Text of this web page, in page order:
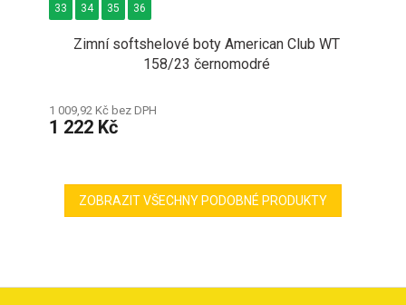
Zimní softshelové boty American Club WT
158/23 černomodré
1 009,92 Kč bez DPH
1 222 Kč
33 34 35 36
ZOBRAZIT VŠECHNY PODOBNÉ PRODUKTY
Z